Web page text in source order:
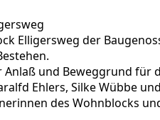
Elligersweg der
Anlaß und Beweggrund für
Ehlers, Silke Wübbe
des Wohnblocks